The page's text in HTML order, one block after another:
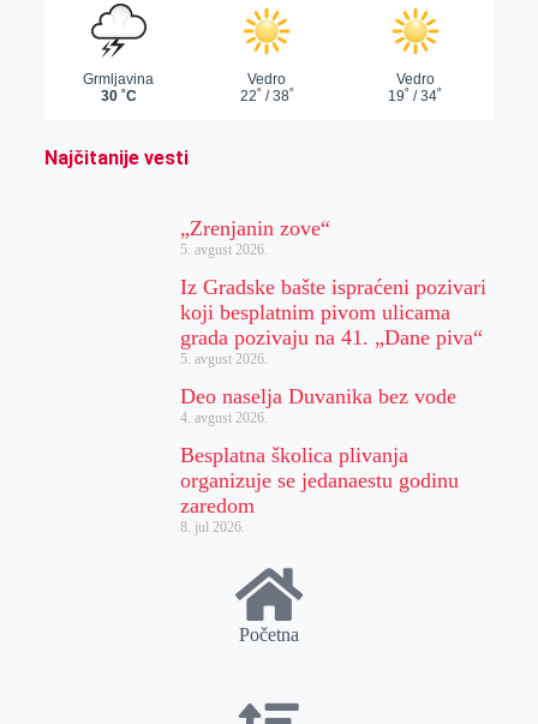
Najčitanije vesti
„Zrenjanin zove“
5. avgust 2026.
Iz Gradske bašte ispraćeni pozivari
koji besplatnim pivom ulicama
grada pozivaju na 41. „Dane piva“
5. avgust 2026.
Deo naselja Duvanika bez vode
4. avgust 2026.
Besplatna školica plivanja
organizuje se jedanaestu godinu
zaredom
8. jul 2026.
Početna